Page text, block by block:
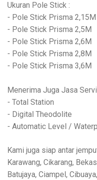
Ukuran Pole Stick :
- Pole Stick Prisma 2,15M
- Pole Stick Prisma 2,5M
- Pole Stick Prisma 2,6M
- Pole Stick Prisma 2,8M
- Pole Stick Prisma 3,6M
Menerima Juga Jasa
- Total Station
- Digital Theodolite
- Automatic Level /
Kami juga siap antar
Karawang, Cikarang,
Batujaya, Ciampel,